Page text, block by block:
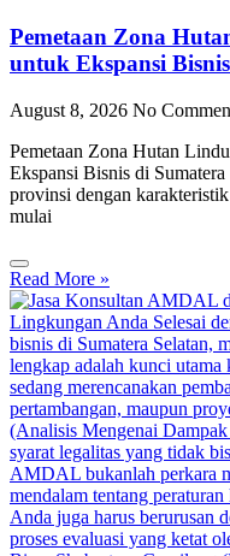
Pemetaan Zona
untuk Ekspansi
August 8, 2026 No
Pemetaan Zona Hutan
Ekspansi Bisnis di Sumatera
provinsi dengan
mulai
Read More »